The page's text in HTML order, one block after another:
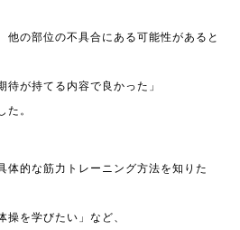
他の部位の不具合にある可能性があると
待が持てる内容で良かった」
た。
体的な筋力トレーニング方法を知りた
操を学びたい」など、